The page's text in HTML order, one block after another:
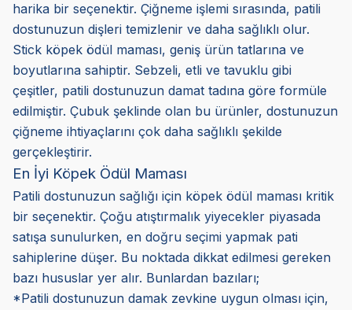
harika bir seçenektir. Çiğneme işlemi sırasında, patili
dostunuzun dişleri temizlenir ve daha sağlıklı olur.
Stick köpek ödül maması, geniş ürün tatlarına ve
boyutlarına sahiptir. Sebzeli, etli ve tavuklu gibi
çeşitler, patili dostunuzun damat tadına göre formüle
edilmiştir. Çubuk şeklinde olan bu ürünler, dostunuzun
çiğneme ihtiyaçlarını çok daha sağlıklı şekilde
gerçekleştirir.
En İyi Köpek Ödül Maması
Patili dostunuzun sağlığı için köpek ödül maması kritik
bir seçenektir. Çoğu atıştırmalık yiyecekler piyasada
satışa sunulurken, en doğru seçimi yapmak pati
sahiplerine düşer. Bu noktada dikkat edilmesi gereken
bazı hususlar yer alır. Bunlardan bazıları;
*Patili dostunuzun damak zevkine uygun olması için,